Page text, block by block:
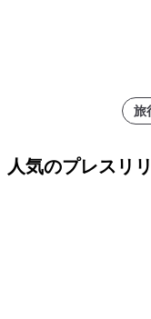
旅
人気のプレスリ